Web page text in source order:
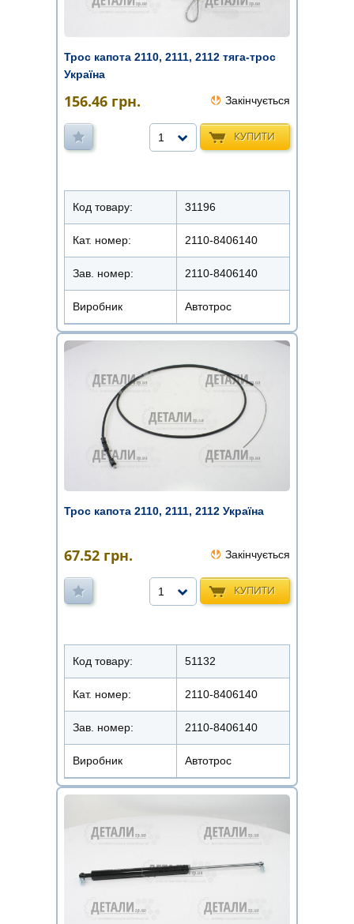
Трос капота 2110, 2111, 2112 тяга-трос
Україна
156.46 грн. Закінчується
КУПИТИ
1
Код товару: 31196
Кат. номер: 2110-8406140
Зав. номер: 2110-8406140
Виробник Автотрос
Трос капота 2110, 2111, 2112 Україна
67.52 грн. Закінчується
КУПИТИ
1
Код товару: 51132
Кат. номер: 2110-8406140
Зав. номер: 2110-8406140
Виробник Автотрос